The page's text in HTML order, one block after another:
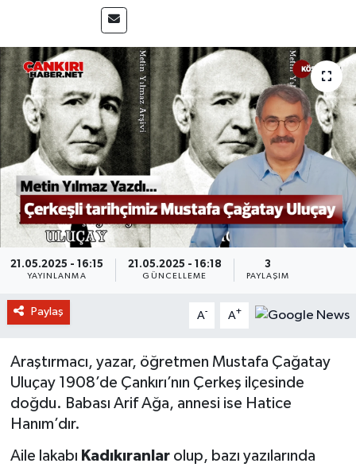
21.05.2025 - 16:15
YAYINLANMA
21.05.2025 - 16:18
GÜNCELLEME
3
PAYLAŞIM
Paylaş A- A+
Araştırmacı, yazar, öğretmen Mustafa Çağatay
Uluçay 1908’de Çankırı’nın Çerkeş ilçesinde
doğdu. Babası Arif Ağa, annesi ise Hatice
Hanım’dır.
Aile lakabı Kadıkıranlarolup, bazı yazılarında